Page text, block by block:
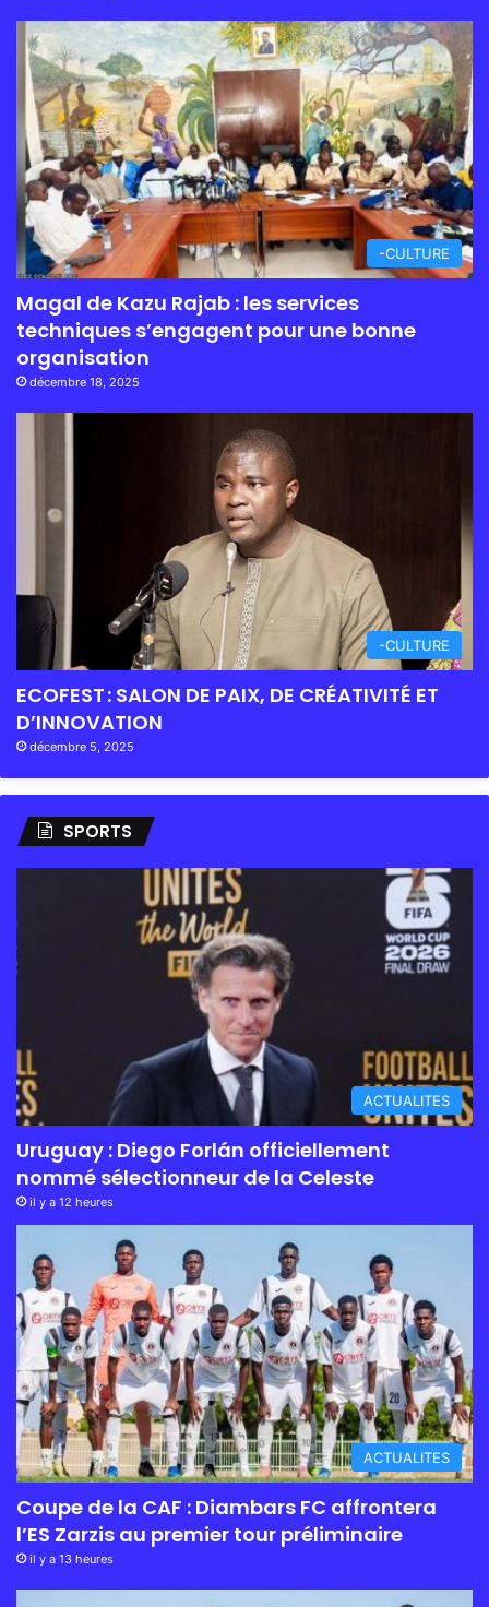
-CULTURE
Magal de Kazu Rajab : les services
techniques s’engagent pour une bonne
organisation
décembre 18, 2025
-CULTURE
ECOFEST : SALON DE PAIX, DE CRÉATIVITÉ ET
D’INNOVATION
décembre 5, 2025
SPORTS
ACTUALITES
Uruguay : Diego Forlán officiellement
nommé sélectionneur de la Celeste
il y a 12 heures
ACTUALITES
Coupe de la CAF : Diambars FC affrontera
l’ES Zarzis au premier tour préliminaire
il y a 13 heures